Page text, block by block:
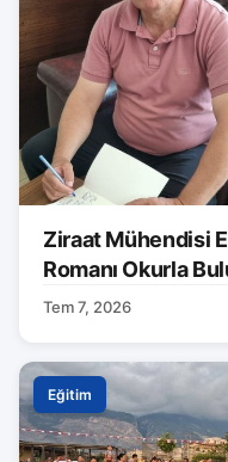
Ziraat Mühendisi
Romanı Okurla
Tem 7, 2026
Eğitim